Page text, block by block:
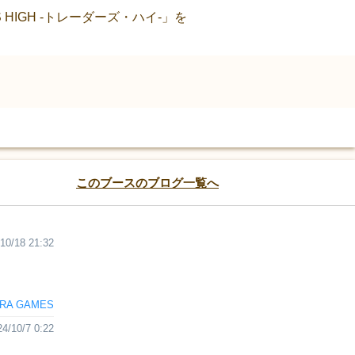
-トレーダーズ・ハイ-」を
このブースのブログ一覧へ
18 21:32
GAMES
10/7 0:22